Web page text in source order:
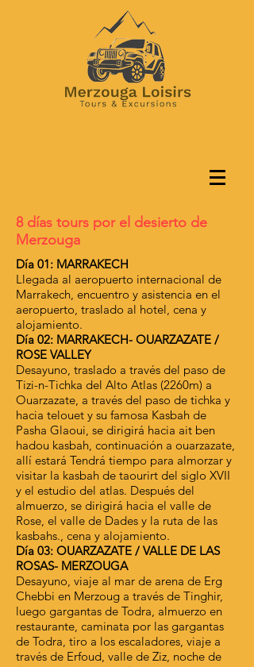
8 días tours por el desierto de
Merzouga
Día 01: MARRAKECH
Llegada al aeropuerto internacional de
Marrakech, encuentro y asistencia en el
aeropuerto, traslado al hotel, cena y
alojamiento.
Día 02: MARRAKECH- OUARZAZATE /
ROSE VALLEY
Desayuno, traslado a través del paso de
Tizi-n-Tichka del Alto Atlas (2260m) a
Ouarzazate, a través del paso de tichka y
hacia telouet y su famosa Kasbah de
Pasha Glaoui, se dirigirá hacia ait ben
hadou kasbah, continuación a ouarzazate,
allí estará Tendrá tiempo para almorzar y
visitar la kasbah de taourirt del siglo XVII
y el estudio del atlas. Después del
almuerzo, se dirigirá hacia el valle de
Rose, el valle de Dades y la ruta de las
kasbahs., cena y alojamiento.
Día 03: OUARZAZATE / VALLE DE LAS
ROSAS- MERZOUGA
Desayuno, viaje al mar de arena de Erg
Chebbi en Merzoug a través de Tinghir,
luego gargantas de Todra, almuerzo en
restaurante, caminata por las gargantas
de Todra, tiro a los escaladores, viaje a
través de Erfoud, valle de Ziz, noche de